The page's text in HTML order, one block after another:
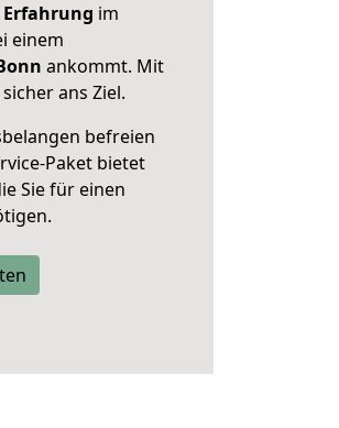
im
einem
ankommt. Mit
ans Ziel.
befreien
Paket bietet
Sie für einen